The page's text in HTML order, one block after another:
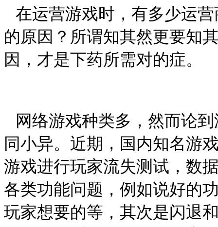
在运营游戏时，有多少运
的原因？所谓知其然更要知
因，才是下药所需对的症。
网络游戏种类多，然而论
同小异。近期，国内知名游
游戏进行玩家流失测试，数
各类功能问题，例如说好的
玩家想要的等，其次是闪退